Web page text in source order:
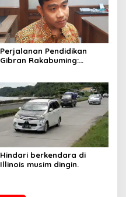
Perjalanan Pendidikan
Gibran Rakabuming:
Hindari berkendara di
Illinois musim dingin.